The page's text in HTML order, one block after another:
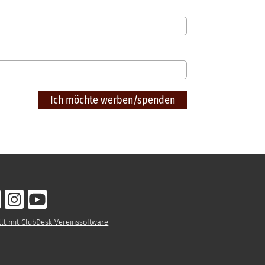
mit ClubDesk Vereinssoftware